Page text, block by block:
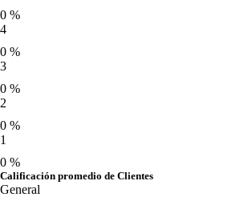
0 %
4
0 %
3
0 %
2
0 %
1
0 %
Calificación promedio de Clientes
General